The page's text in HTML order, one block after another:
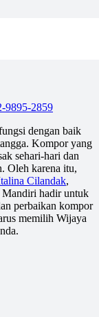
9895-2859
dengan baik
Kompor yang
sehari-hari dan
Oleh karena itu,
Cilandak,
Mandiri hadir untuk
perbaikan kompor
memilih Wijaya